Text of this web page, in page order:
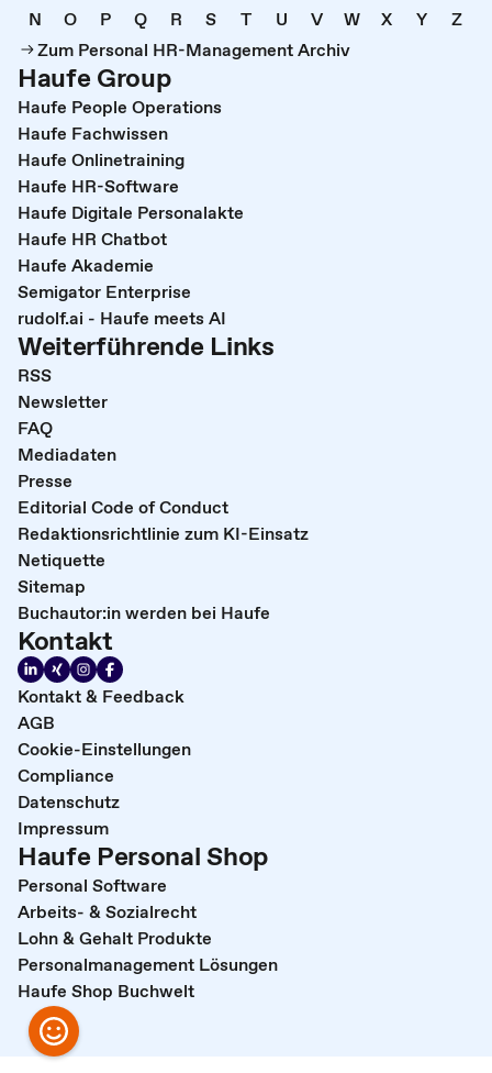
N
O P Q R S T U V W X Y
Z
Zum Personal HR-Management Archiv
Haufe Group
Haufe People Operations
Haufe Fachwissen
Haufe Onlinetraining
Haufe HR-Software
Haufe Digitale Personalakte
Haufe HR Chatbot
Haufe Akademie
Semigator Enterprise
rudolf.ai - Haufe meets AI
Weiterführende Links
RSS
Newsletter
FAQ
Mediadaten
Presse
Editorial Code of Conduct
Redaktionsrichtlinie zum KI-Einsatz
Netiquette
Sitemap
Buchautor:in werden bei Haufe
Kontakt
Kontakt & Feedback
AGB
Cookie-Einstellungen
Compliance
Datenschutz
Impressum
Haufe Personal Shop
Personal Software
Arbeits- & Sozialrecht
Lohn & Gehalt Produkte
Personalmanagement Lösungen
Haufe Shop Buchwelt